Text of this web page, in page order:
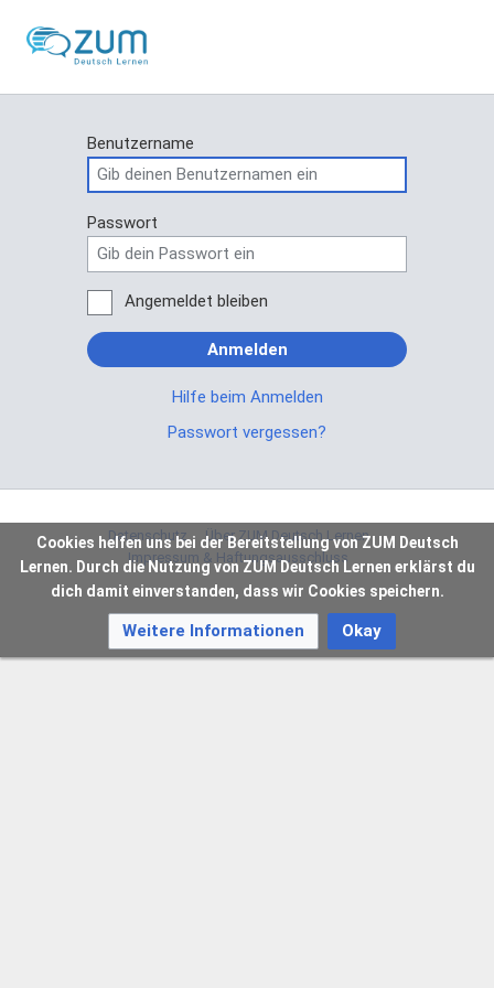
Benutzername
Passwort
Angemeldet bleiben
Anmelden
Hilfe beim Anmelden
Passwort vergessen?
Datenschutz
Über ZUM Deutsch Lernen
Impressum & Haftungsausschluss
Cookies helfen uns bei der Bereitstellung von ZUM Deutsch
Lernen. Durch die Nutzung von ZUM Deutsch Lernen erklärst du
dich damit einverstanden, dass wir Cookies speichern.
Weitere Informationen Okay